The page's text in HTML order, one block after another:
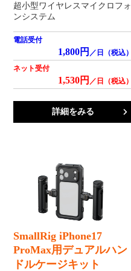
超小型ワイヤレスマイクロフォ
ンシステム
電話受付
1,800円 ／日（税込）
ネット受付
1,530円 ／日（税込）
詳細をみる
SmallRig iPhone17
ProMax用デュアルハン
ドルケージキット